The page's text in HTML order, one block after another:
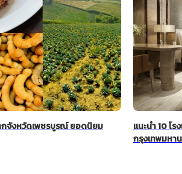
กจังหวัดเพชรบูรณ์ ยอดนิยม
แนะนำ 10 โ
กรุงเทพมหา